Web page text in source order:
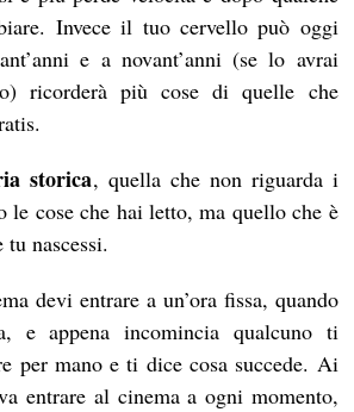
Invece il tuo cervello può oggi
e a novant’anni (se lo avrai
ricorderà più cose di quelle che
storica, quella che non riguarda i
cose che hai letto, ma quello che è
nascessi.
devi entrare a un’ora fissa, quando
e appena incomincia qualcuno ti
per mano e ti dice cosa succede. Ai
entrare al cinema a ogni momento,